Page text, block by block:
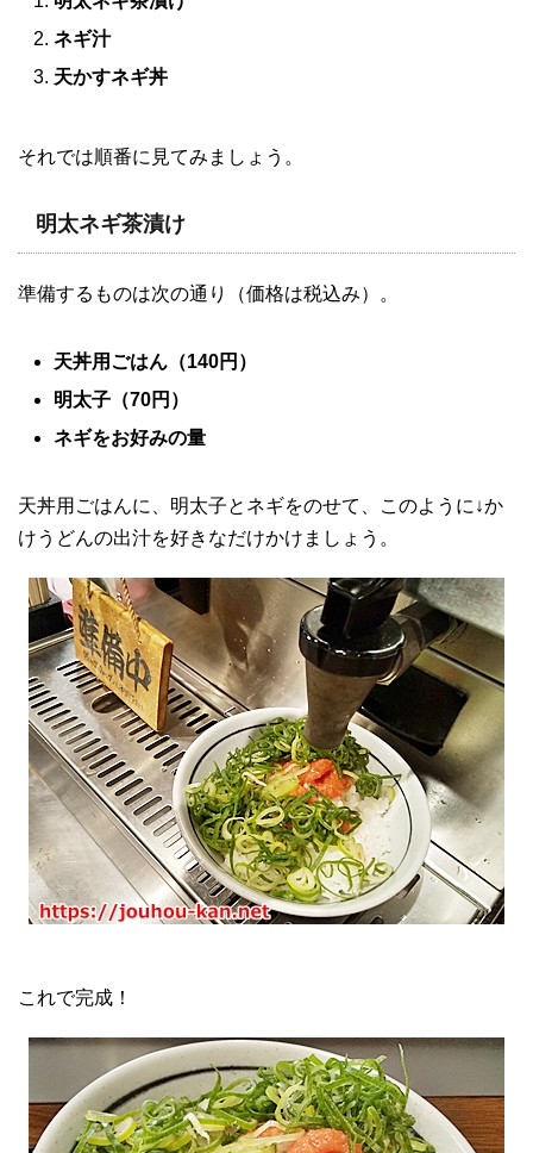
ネギ汁
天かすネギ丼
それでは順番に見てみましょう。
明太ネギ茶漬け
準備するものは次の通り（価格は税込み）。
天丼用ごはん（140円）
明太子（70円）
ネギをお好みの量
天丼用ごはんに、明太子とネギをのせて、このように↓か
けうどんの出汁を好きなだけかけましょう。
これで完成！